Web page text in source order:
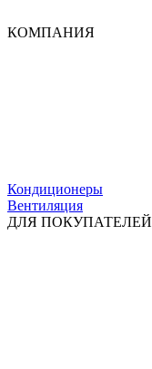
КОМПАНИЯ
Кондиционеры
Вентиляция
ДЛЯ ПОКУПАТЕЛЕЙ